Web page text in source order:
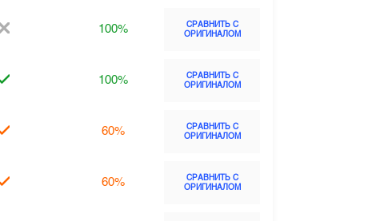
100%
СРАВНИТЬ С
ОРИГИНАЛОМ
100%
СРАВНИТЬ С
ОРИГИНАЛОМ
60%
СРАВНИТЬ С
ОРИГИНАЛОМ
60%
СРАВНИТЬ С
ОРИГИНАЛОМ